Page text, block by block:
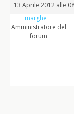
13 Aprile 2012 alle
marghe
Amministratore del
forum